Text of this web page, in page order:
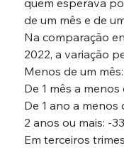
quem esperava
de um mês e de
Na comparação
2022, a variação
Menos de um
De 1 mês a menos
De 1 ano a menos
2 anos ou mais: -
Em terceiros